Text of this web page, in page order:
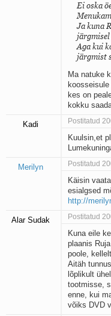
Ei oska
Ja kuna
järgmisel
Aga kui
järgmist
Ma natuke
kes on
kokku
Kadi Postitatud
Kuulsin,et
Merilyn Postitatud
Käisin
esialgsed
http://
Alar Sudak Postitatud
Kuna eile
plaanis
poole,
Aitäh
lõplikult
tootmisse,
enne, kui
võiks DVD